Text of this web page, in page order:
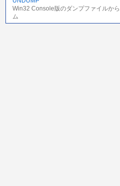
Win32 Console版のダンプファイルか
ム